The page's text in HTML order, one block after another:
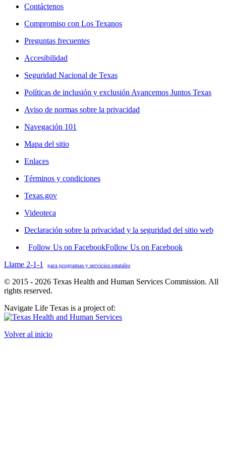
Contáctenos
Compromiso con Los Texanos
Preguntas frecuentes
Accesibilidad
Seguridad Nacional de Texas
Políticas de inclusión y exclusión Avancemos Juntos Texas
Aviso de normas sobre la privacidad
Navegación 101
Mapa del sitio
Enlaces
Términos y condiciones
Texas.gov
Videoteca
Declaración sobre la privacidad y la seguridad del sitio web
Follow Us on FacebookFollow Us on Facebook
Llame 2-1-1
para programas y servicios estatales
© 2015 - 2026 Texas Health and Human Services Commission. All
rights reserved.
Navigate Life Texas is a project of:
Volver al inicio